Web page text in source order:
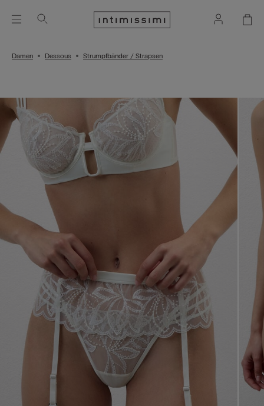
Damen Dessous Strumpfbänder / Strapsen